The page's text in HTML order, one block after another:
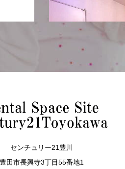
センチュリー21豊川
豊田市長興寺3丁目55番地1